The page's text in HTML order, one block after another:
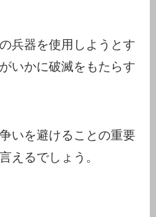
兵器を使用しようとす
いかに破滅をもたらす
いを避けることの重要
えるでしょう。